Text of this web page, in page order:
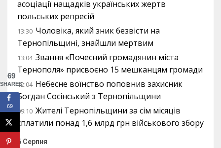
асоціації нащадків українських жертв
польських репресій
13:30 Чоловіка, який зник безвісти на
Тернопільщині, знайшли мертвим
13:04 Звання «Почесний громадянин міста
Тернополя» присвоєно 15 мешканцям громади
12:04 Небесне воїнство поповнив захисник
Богдан Сосінський з Тернопільщини
09:10 Жителі Тернопільщини за сім місяців
сплатили понад 1,6 млрд грн військового збору
6 Серпня
69
SHARES
69